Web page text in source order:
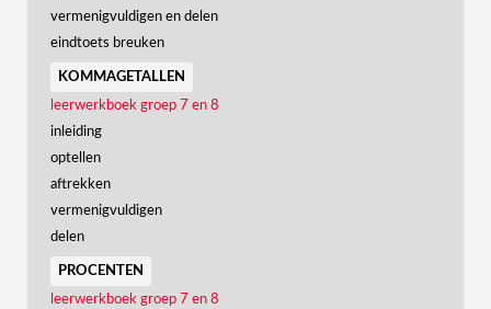
vermenigvuldigen en delen
eindtoets breuken
kommagetallen
leerwerkboek groep 7 en 8
inleiding
optellen
aftrekken
vermenigvuldigen
delen
procenten
leerwerkboek groep 7 en 8